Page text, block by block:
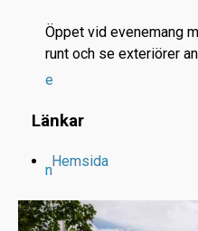
e
n
Öppet vid evenemang
runt och se exteriörer
Länkar
Hemsida